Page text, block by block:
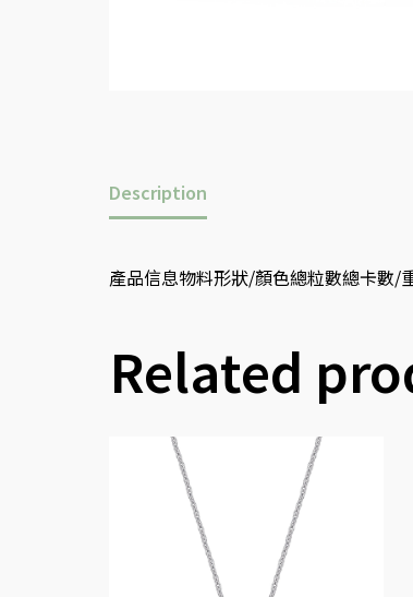
Description
產品信息物料形狀/顏色總粒數總卡數
Related